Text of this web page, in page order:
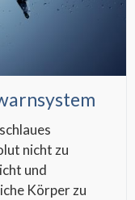
nicht zu
und
Körper zu